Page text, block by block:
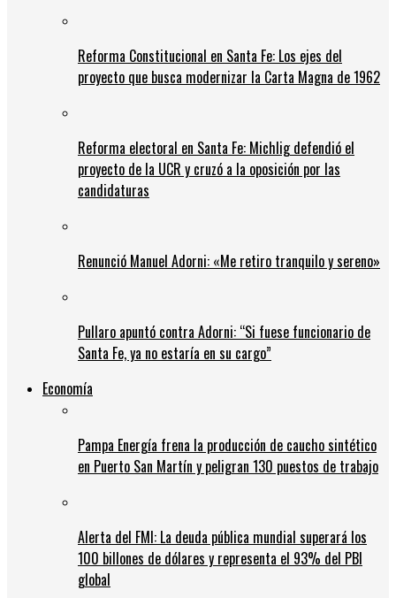
Reforma Constitucional en Santa Fe: Los ejes del
proyecto que busca modernizar la Carta Magna de 1962
Reforma electoral en Santa Fe: Michlig defendió el
proyecto de la UCR y cruzó a la oposición por las
candidaturas
Renunció Manuel Adorni: «Me retiro tranquilo y sereno»
Pullaro apuntó contra Adorni: “Si fuese funcionario de
Santa Fe, ya no estaría en su cargo”
Economía
Pampa Energía frena la producción de caucho sintético
en Puerto San Martín y peligran 130 puestos de trabajo
Alerta del FMI: La deuda pública mundial superará los
100 billones de dólares y representa el 93% del PBI
global